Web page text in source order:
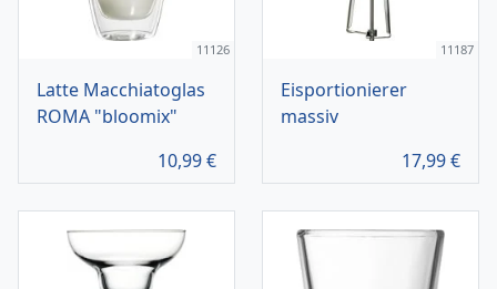
11126
Latte Macchiatoglas
ROMA "bloomix"
10,99€
11187
Eisportionierer
massiv
17,99€